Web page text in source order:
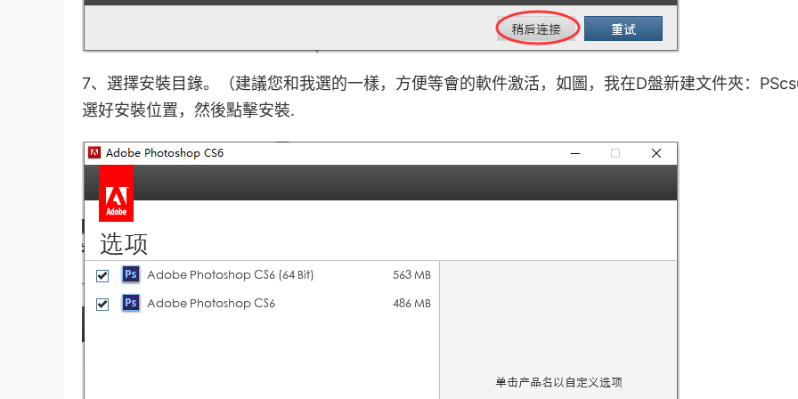
7、選擇安裝目錄。（建議您和我選的一樣，方便等會的軟件激活，如圖，我在D盤新建文件夾：
選好安裝位置，然後點擊安裝.